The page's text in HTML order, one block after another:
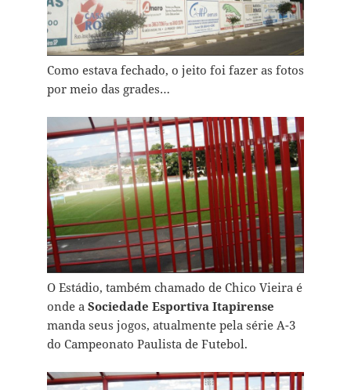
Como estava fechado, o jeito foi fazer as fotos
por meio das grades…
O Estádio, também chamado de Chico Vieira é
onde a Sociedade Esportiva Itapirense
manda seus jogos, atualmente pela série A-3
do Campeonato Paulista de Futebol.